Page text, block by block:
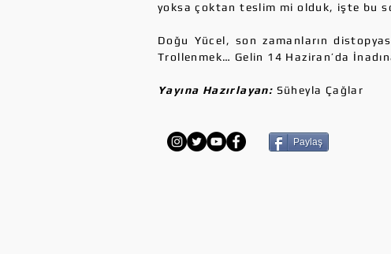
yoksa çoktan teslim mi olduk, işte bu
Doğu Yücel, son zamanların
Trollenmek… Gelin 14 Haziran’da
Yayına Hazırlayan: Süheyla Çağlar
Paylaş